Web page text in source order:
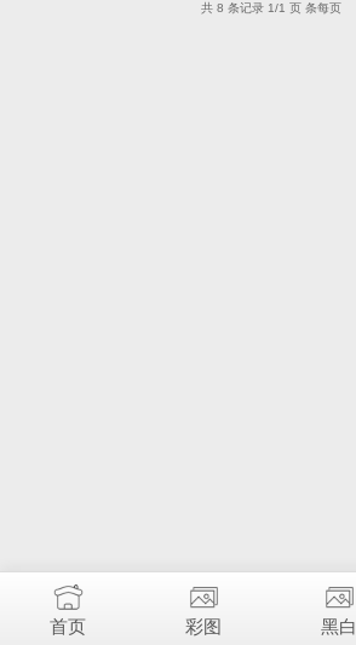
共 8 条记录 1/1 页 条每页
首页 彩图 黑白